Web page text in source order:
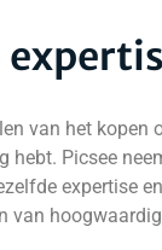
van het
hebt. Picsee
expertise
van